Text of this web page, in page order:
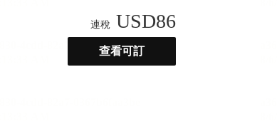
連稅 USD86
查看可訂